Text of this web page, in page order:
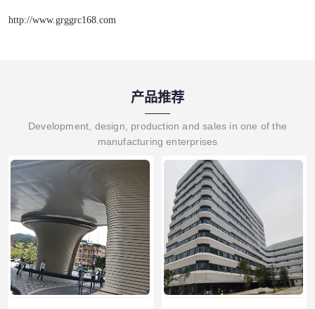
http://www.grggrc168.com
产品推荐
Development, design, production and sales in one of the
manufacturing enterprises